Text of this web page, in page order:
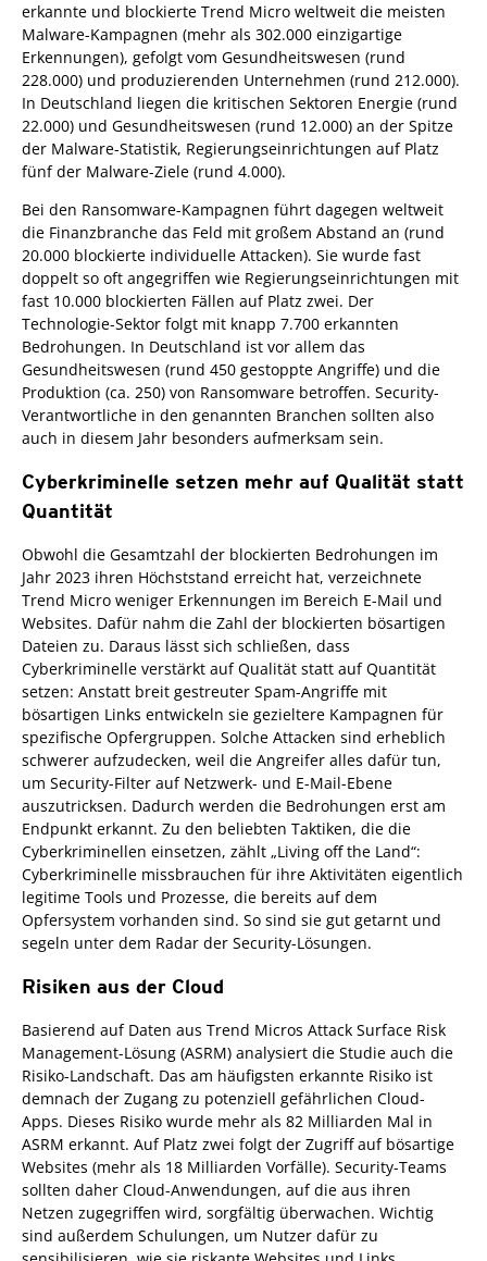
erkannte und blockierte Trend Micro weltweit die meisten
Malware-Kampagnen (mehr als 302.000 einzigartige
Erkennungen), gefolgt vom Gesundheitswesen (rund
228.000) und produzierenden Unternehmen (rund 212.000).
In Deutschland liegen die kritischen Sektoren Energie (rund
22.000) und Gesundheitswesen (rund 12.000) an der Spitze
der Malware-Statistik, Regierungseinrichtungen auf Platz
fünf der Malware-Ziele (rund 4.000).
Bei den Ransomware-Kampagnen führt dagegen weltweit
die Finanzbranche das Feld mit großem Abstand an (rund
20.000 blockierte individuelle Attacken). Sie wurde fast
doppelt so oft angegriffen wie Regierungseinrichtungen mit
fast 10.000 blockierten Fällen auf Platz zwei. Der
Technologie-Sektor folgt mit knapp 7.700 erkannten
Bedrohungen. In Deutschland ist vor allem das
Gesundheitswesen (rund 450 gestoppte Angriffe) und die
Produktion (ca. 250) von Ransomware betroffen. Security-
Verantwortliche in den genannten Branchen sollten also
auch in diesem Jahr besonders aufmerksam sein.
Cyberkriminelle setzen mehr auf Qualität statt
Quantität
Obwohl die Gesamtzahl der blockierten Bedrohungen im
Jahr 2023 ihren Höchststand erreicht hat, verzeichnete
Trend Micro weniger Erkennungen im Bereich E-Mail und
Websites. Dafür nahm die Zahl der blockierten bösartigen
Dateien zu. Daraus lässt sich schließen, dass
Cyberkriminelle verstärkt auf Qualität statt auf Quantität
setzen: Anstatt breit gestreuter Spam-Angriffe mit
bösartigen Links entwickeln sie gezieltere Kampagnen für
spezifische Opfergruppen. Solche Attacken sind erheblich
schwerer aufzudecken, weil die Angreifer alles dafür tun,
um Security-Filter auf Netzwerk- und E-Mail-Ebene
auszutricksen. Dadurch werden die Bedrohungen erst am
Endpunkt erkannt. Zu den beliebten Taktiken, die die
Cyberkriminellen einsetzen, zählt „Living off the Land“:
Cyberkriminelle missbrauchen für ihre Aktivitäten eigentlich
legitime Tools und Prozesse, die bereits auf dem
Opfersystem vorhanden sind. So sind sie gut getarnt und
segeln unter dem Radar der Security-Lösungen.
Risiken aus der Cloud
Basierend auf Daten aus Trend Micros Attack Surface Risk
Management-Lösung (ASRM) analysiert die Studie auch die
Risiko-Landschaft. Das am häufigsten erkannte Risiko ist
demnach der Zugang zu potenziell gefährlichen Cloud-
Apps. Dieses Risiko wurde mehr als 82 Milliarden Mal in
ASRM erkannt. Auf Platz zwei folgt der Zugriff auf bösartige
Websites (mehr als 18 Milliarden Vorfälle). Security-Teams
sollten daher Cloud-Anwendungen, auf die aus ihren
Netzen zugegriffen wird, sorgfältig überwachen. Wichtig
sind außerdem Schulungen, um Nutzer dafür zu